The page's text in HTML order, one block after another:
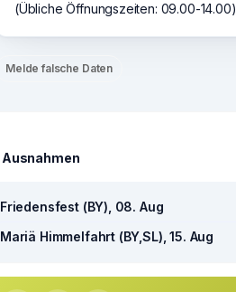
(Übliche Öffnungszeiten: 09.00-14.00)
Melde falsche Daten
Ausnahmen
Friedensfest (BY), 08. Aug
Mariä Himmelfahrt (BY,SL), 15. Aug